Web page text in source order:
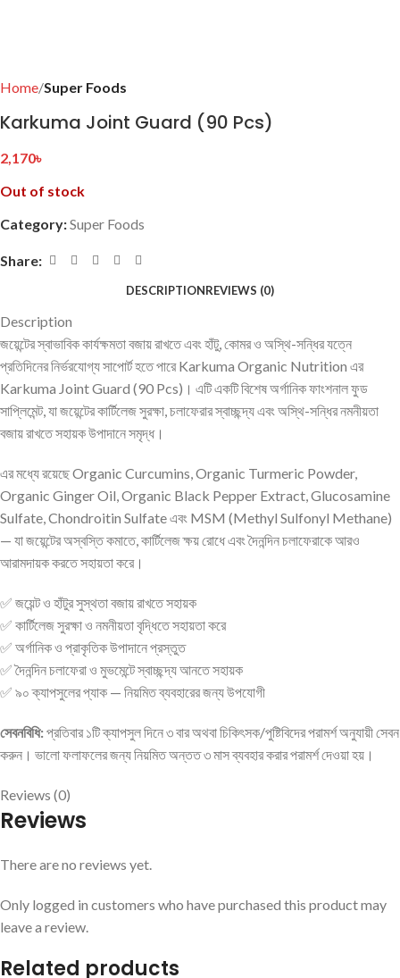
Home Super Foods
Karkuma Joint Guard (90 Pcs)
2,170৳
Out of stock
Category:Super Foods
Share:
DESCRIPTIONREVIEWS (0)
Description
জয়েন্টের স্বাভাবিক কার্যক্ষমতা বজায় রাখতে এবং হাঁটু, কোমর ও অস্থি-সন্ধির যত্নে
প্রতিদিনের নির্ভরযোগ্য সাপোর্ট হতে পারে Karkuma Organic Nutrition এর
Karkuma Joint Guard (90 Pcs)। এটি একটি বিশেষ অর্গানিক ফাংশনাল ফুড
সাপ্লিমেন্ট, যা জয়েন্টের কার্টিলেজ সুরক্ষা, চলাফেরার স্বাচ্ছন্দ্য এবং অস্থি-সন্ধির নমনীয়তা
বজায় রাখতে সহায়ক উপাদানে সমৃদ্ধ।
এর মধ্যে রয়েছে Organic Curcumins, Organic Turmeric Powder,
Organic Ginger Oil, Organic Black Pepper Extract, Glucosamine
Sulfate, Chondroitin Sulfate এবং MSM (Methyl Sulfonyl Methane)
— যা জয়েন্টের অস্বস্তি কমাতে, কার্টিলেজ ক্ষয় রোধে এবং দৈনন্দিন চলাফেরাকে আরও
আরামদায়ক করতে সহায়তা করে।
✅ জয়েন্ট ও হাঁটুর সুস্থতা বজায় রাখতে সহায়ক
✅ কার্টিলেজ সুরক্ষা ও নমনীয়তা বৃদ্ধিতে সহায়তা করে
✅ অর্গানিক ও প্রাকৃতিক উপাদানে প্রস্তুত
✅ দৈনন্দিন চলাফেরা ও মুভমেন্টে স্বাচ্ছন্দ্য আনতে সহায়ক
✅ ৯০ ক্যাপসুলের প্যাক — নিয়মিত ব্যবহারের জন্য উপযোগী
সেবনবিধি:প্রতিবার ১টি ক্যাপসুল দিনে ৩ বার অথবা চিকিৎসক/পুষ্টিবিদের পরামর্শ অনুযায়ী সেবন
করুন। ভালো ফলাফলের জন্য নিয়মিত অন্তত ৩ মাস ব্যবহার করার পরামর্শ দেওয়া হয়।
Reviews (0)
Reviews
There are no reviews yet.
Only logged in customers who have purchased this product may
leave a review.
Related products